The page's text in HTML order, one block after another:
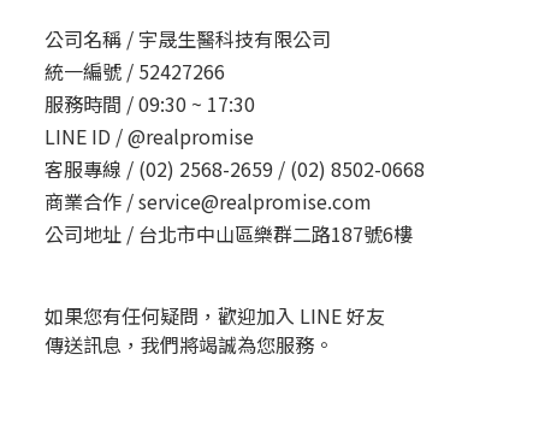
公司名稱 / 宇晟生醫科技有限公司
統一編號 / 52427266
服務時間 /09:30 ~ 17:30
LINE ID /@realpromise
客服專線 / (02) 2568-2659 / (02) 8502-0668
商業合作 /service@realpromise.com
公司地址 / 台北市中山區樂群二路187號6樓
如果您有任何疑問，歡迎加入 LINE 好友
傳送訊息，我們將竭誠為您服務。